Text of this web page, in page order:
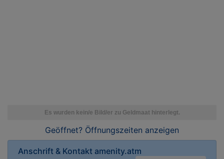
Geöffnet? Öffnungszeiten anzeigen
Anschrift & Kontakt amenity.atm